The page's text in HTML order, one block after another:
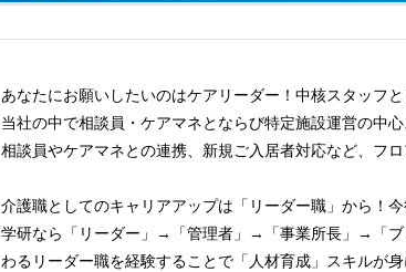
あなたにお願いしたいのはケアリーダー！中核スタッフ
当社の中で相談員・ケアマネとならび特定施設運営の中
相談員やケアマネとの連携、新規ご入居者対応など、フ
介護職としてのキャリアアップは「リーダー職」から！
学研なら「リーダー」→「管理者」→「事業所長」→「ブ
わるリーダー職を経験することで「人材育成」スキルが身